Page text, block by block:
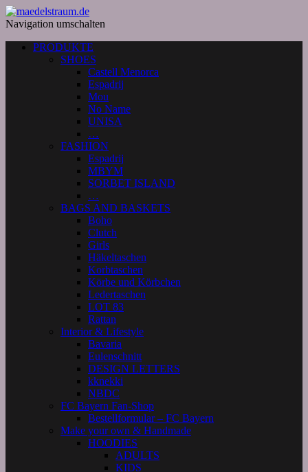
Navigation umschalten
PRODUKTE
SHOES
Castell Menorca
Espadrij
Mou
No Name
UNISA
…
FASHION
Espadrij
MBYM
SORBET ISLAND
…
BAGS AND BASKETS
Boho
Clutch
Girls
Häkeltaschen
Korbtaschen
Körbe und Körbchen
Ledertaschen
LOT 83
Rattan
Interior & Lifestyle
Bavaria
Eulenschnitt
DESIGN LETTERS
kknekki
NBDC
FC Bayern Fan-Shop
Bestellformular – FC Bayern
Make your own & Handmade
HOODIES
ADULTS
KIDS